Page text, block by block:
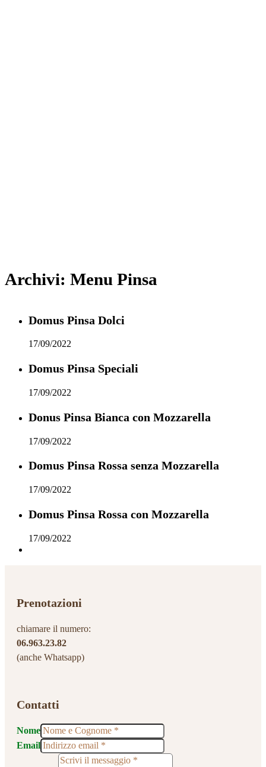
Archivi: Menu Pinsa
Domus Pinsa Dolci
17/09/2022
Domus Pinsa Speciali
17/09/2022
Donus Pinsa Bianca con Mozzarella
17/09/2022
Domus Pinsa Rossa senza Mozzarella
17/09/2022
Domus Pinsa Rossa con Mozzarella
17/09/2022
Contatti
Nome
Email
Prenotazioni
chiamare il numero:
06.963.23.82
(anche Whatsapp)